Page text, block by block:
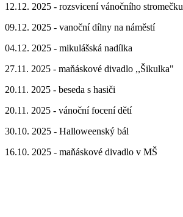
12.12. 2025 - rozsvicení vánočního stromečku
09.12. 2025 - vanoční dílny na náměstí
04.12. 2025 - mikulášská nadílka
27.11. 2025 - maňáskové divadlo ,,Šikulka"
20.11. 2025 - beseda s hasiči
20.11. 2025 - vánoční focení dětí
30.10. 2025 - Halloweenský bál
16.10. 2025 - maňáskové divadlo v MŠ